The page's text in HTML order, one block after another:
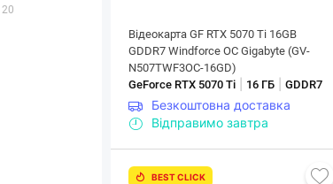
20
Відеокарта GF RTX 5070 Ti 16GB
GDDR7 Windforce OC Gigabyte (GV-
N507TWF3OC-16GD)
GeForce RTX 5070 Ti
16 ГБ GDDR7
Безкоштовна доставка
Відправимо завтра
BEST CLICK